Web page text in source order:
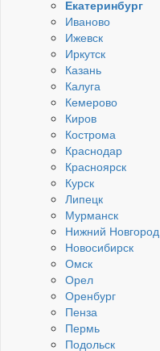
Екатеринбург
Иваново
Ижевск
Иркутск
Казань
Калуга
Кемерово
Киров
Кострома
Краснодар
Красноярск
Курск
Липецк
Мурманск
Нижний Новгород
Новосибирск
Омск
Орел
Оренбург
Пенза
Пермь
Подольск